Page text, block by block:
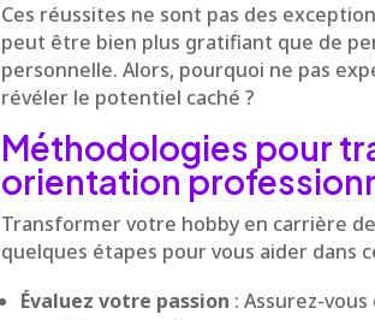
Ces réussites ne sont pas des
peut être bien plus gratifiant que de
personnelle. Alors, pourquoi ne pas
révéler le potentiel caché ?
Méthodologies pour
orientation
Transformer votre hobby en carrière
quelques étapes pour vous aider dans
Évaluez votre passion : Assurez-